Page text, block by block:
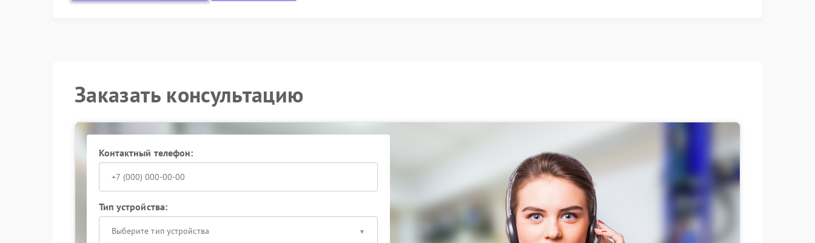
Заказать консультацию
Контактный телефон:
Тип устройства:
Выберите тип устройства